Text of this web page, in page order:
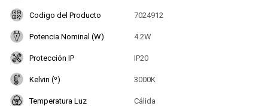
Codigo del Producto 7024912
Potencia Nominal (W) 4.2W
Protección IP IP20
Kelvin (º) 3000K
Temperatura Luz Cálida